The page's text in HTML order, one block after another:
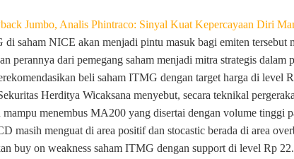
Jumbo, Analis Phintraco: Sinyal Kuat Kepercayaan Diri
saham NICE akan menjadi pintu masuk bagi emiten tersebut
perannya dari pemegang saham menjadi mitra strategis dalam
beli saham ITMG dengan target harga di level
Herditya Wicaksana menyebut, secara teknikal
mampu menembus MA200 yang disertai dengan volume tinggi
masih menguat di area positif dan stocastic berada di area
buy on weakness saham ITMG dengan support di level Rp